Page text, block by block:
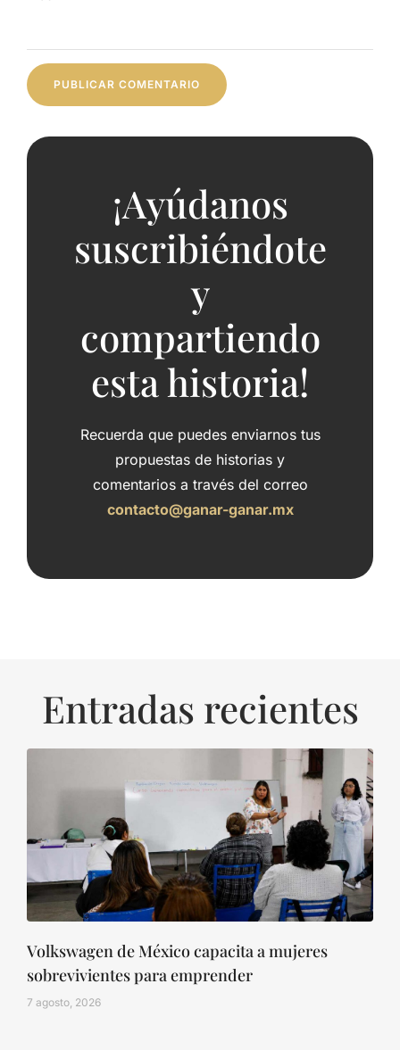
¡Ayúdanos
suscribiéndote
y
compartiendo
esta historia!
Recuerda que puedes enviarnos tus
propuestas de historias y
comentarios a través del correo
contacto@ganar-ganar.mx
Entradas recientes
Volkswagen de México capacita a mujeres
sobrevivientes para emprender
7 agosto, 2026